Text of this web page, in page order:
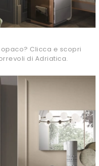
Clicca e scopri
di Adriatica.